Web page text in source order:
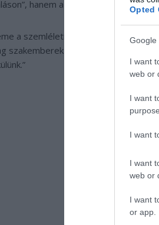
Opted
Google
I want
web or
I want
I want
I want
web or
I want
or app.
hanem a sokféle működés
a szemléletnek az is, hogy az
szakemberek vagy hozzátartozók